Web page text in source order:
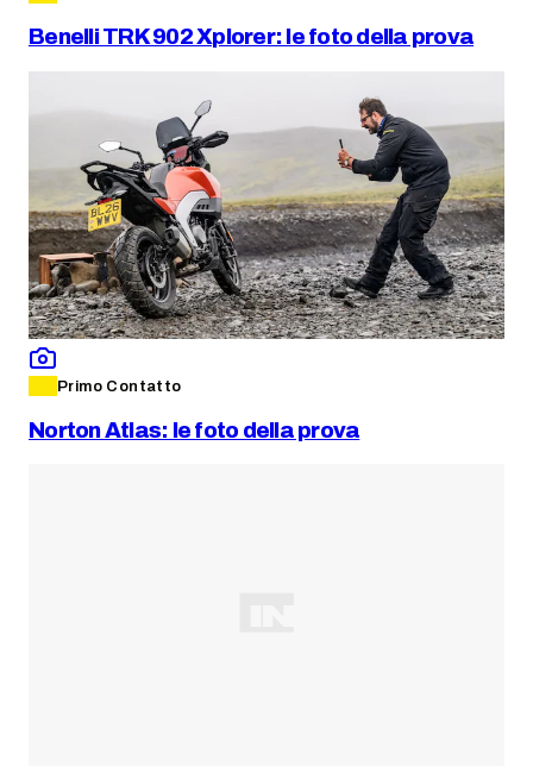
Benelli TRK 902 Xplorer: le foto della prova
Primo Contatto
Norton Atlas: le foto della prova